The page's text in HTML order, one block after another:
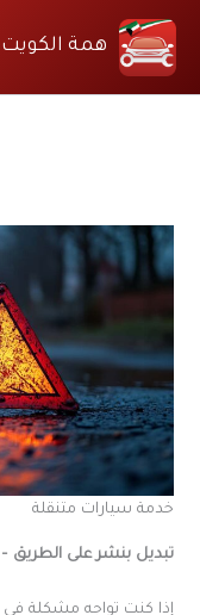
المحتوى
همة الكويت
خدمة سيارات متنقلة
تبديل بنشر على الطريق
إذا كنت تواجه مشكلة في